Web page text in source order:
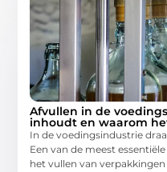
Afvullen in de
inhoudt en waarom
In de voedingsindustrie
Een van de meest
het vullen van